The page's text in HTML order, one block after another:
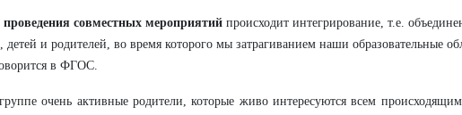
совместных мероприятий происходит интегрирование, т.е.
детей и родителей, во время которого мы затрагиванием наши образовательные
в ФГОС.
очень активные родители, которые живо интересуются всем